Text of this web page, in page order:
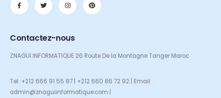
Contactez-nous
ZNAGUI INFORMATIQUE 26 Route De la Montagne Tanger Maroc
Tel: +212 666 91 55 87 | +212 660 86 72 92 | Email:
admin@znaguiinformatique.com |